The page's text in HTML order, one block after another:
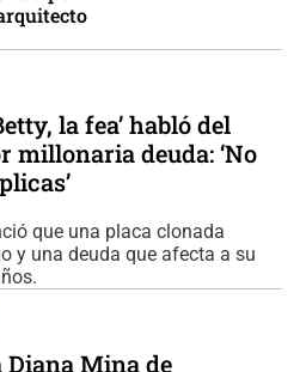
la fea’ habló del
millonaria deuda: ‘No
que una placa clonada
y una deuda que afecta a su
Diana Mina de